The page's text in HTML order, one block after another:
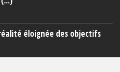
éloignée des objectifs